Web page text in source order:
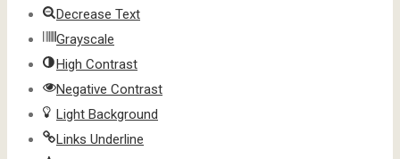
Decrease Text
Grayscale
High Contrast
Negative Contrast
Light Background
Links Underline